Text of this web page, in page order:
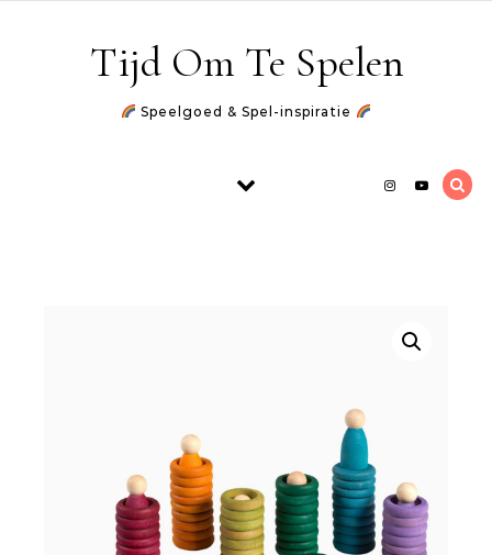
Tijd Om Te Spelen
Speelgoed & Spel-inspiratie